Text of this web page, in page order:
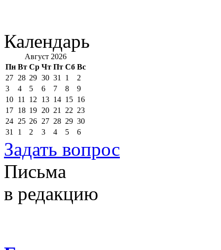
Календарь
Август 2026
Пн Вт Ср Чт Пт Сб Вс
27 28 29 30 31 1
2
3
4 5 6 7 8
9
10 11 12 13 14 15 16
17 18 19 20 21 22 23
24 25 26 27 28 29 30
31
1 2 3 4 5 6
Задать вопрос
Письма
в редакцию